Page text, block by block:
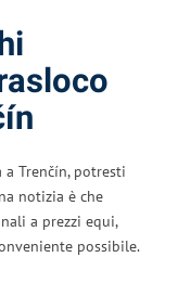
a Trenčín, potresti
notizia è che
a prezzi equi,
possibile.